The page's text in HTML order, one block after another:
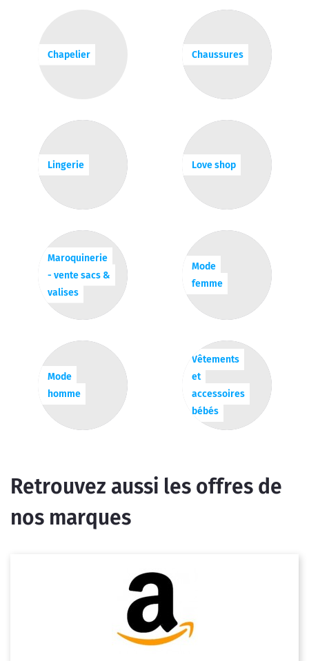
Chapelier Chaussures
Lingerie Love shop
Maroquinerie
- vente sacs &
valises
Mode
femme
Mode
homme
Vêtements
et
accessoires
bébés
Retrouvez aussi les offres de
nos marques